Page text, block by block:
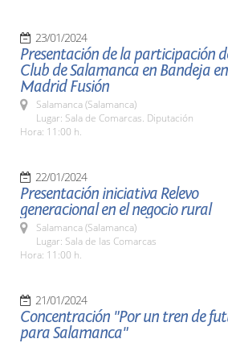
23/01/2024
Presentación de la participación
Club de Salamanca en Bandeja en
Madrid Fusión
Salamanca (Salamanca)
Lugar: Sala de Comarcas. Diputación
Hora: 11:00 h.
22/01/2024
Presentación iniciativa Relevo
generacional en el negocio rural
Salamanca (Salamanca)
Lugar: Sala de las Comarcas
Hora: 11:00 h.
21/01/2024
Concentración "Por un tren de
para Salamanca"